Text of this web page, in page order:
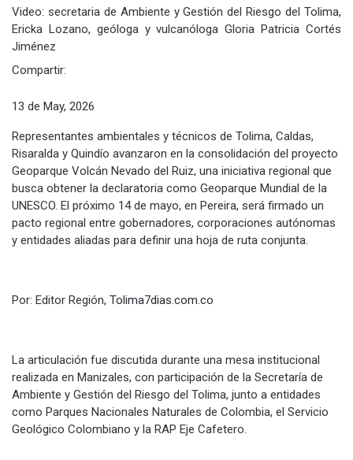
Video: secretaria de Ambiente y Gestión del Riesgo del Tolima,
Ericka Lozano, geóloga y vulcanóloga Gloria Patricia Cortés
Jiménez
Compartir:
13 de May, 2026
Representantes ambientales y técnicos de Tolima, Caldas,
Risaralda y Quindío avanzaron en la consolidación del proyecto
Geoparque Volcán Nevado del Ruiz, una iniciativa regional que
busca obtener la declaratoria como Geoparque Mundial de la
UNESCO. El próximo 14 de mayo, en Pereira, será firmado un
pacto regional entre gobernadores, corporaciones autónomas
y entidades aliadas para definir una hoja de ruta conjunta.
Por: Editor Región, Tolima7dias.com.co
La articulación fue discutida durante una mesa institucional
realizada en Manizales, con participación de la Secretaría de
Ambiente y Gestión del Riesgo del Tolima, junto a entidades
como Parques Nacionales Naturales de Colombia, el Servicio
Geológico Colombiano y la RAP Eje Cafetero.